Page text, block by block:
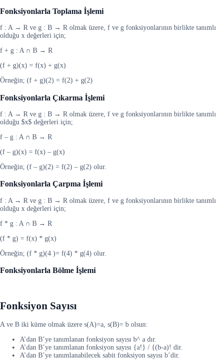
Fonksiyonlarla Toplama İşlemi
f : A → R ve g : B → R olmak üzere, f ve g fonksiyonlarının birlikte tanımlı
olduğu x değerleri için;
f + g : A ∩ B → R
(f + g)(x) = f(x) + g(x)
Örneğin; (f + g)(2) = f(2) + g(2)
Fonksiyonlarla Çıkarma İşlemi
f : A → R ve g : B → R olmak üzere, f ve g fonksiyonlarının birlikte tanımlı
olduğu $x$ değerleri için;
f – g : A ∩ B → R
(f – g)(x) = f(x) – g(x)
Örneğin; (f – g)(2) = f(2) – g(2) olur.
Fonksiyonlarla Çarpma İşlemi
f : A → R ve g : B → R olmak üzere, f ve g fonksiyonlarının birlikte tanımlı
olduğu x değerleri için;
f * g : A ∩ B → R
(f * g) = f(x) * g(x)
Örneğin; (f * g)(4 )= f(4) * g(4) olur.
Fonksiyonlarla Bölme İşlemi
Fonksiyon Sayısı
A ve B iki küme olmak üzere s(A)=a, s(B)= b olsun:
A’dan B’ye tanımlanan fonksiyon sayısı b^ a dır.
A’dan B’ye tanımlanan fonksiyon sayısı {a!} / {(b-a)! dir.
A’dan B’ye tanımlanabilecek sabit fonksiyon sayısı b’dir.